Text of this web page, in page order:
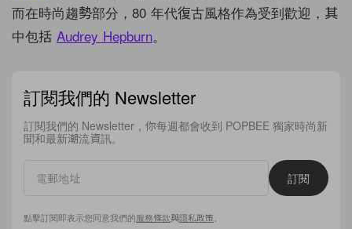
而在時尚趨勢部分，80 年代復古風格作為受到歡迎，其
中包括 Audrey Hepburn。
訂閱我們的 Newsletter
訂閱我們的 Newsletter，你每週都會收到 POPBEE 獨家時尚新
聞和最新潮流資訊。
訂閱
點擊訂閱即表示您同意我們的服務條款與隱私政策